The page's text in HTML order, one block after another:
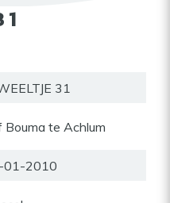
31
Bouma te Achlum
01-2010